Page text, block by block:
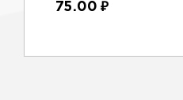
75.00 ₽